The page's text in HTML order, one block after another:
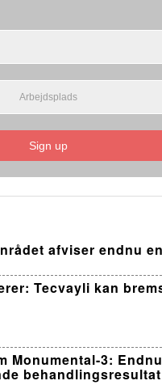
Sign up
afviser endnu
Tecvayli kan
Monumental-3: